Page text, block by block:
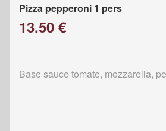
Pizza pepperoni 1 pers
13.50 €
Base sauce tomate, mozzarella,